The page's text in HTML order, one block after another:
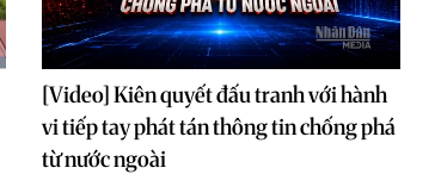
[Video] Kiên quyết đấu tranh với hành
vi tiếp tay phát tán thông tin chống phá
từ nước ngoài